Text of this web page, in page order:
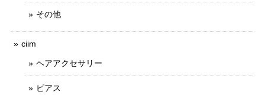
その他
ciim
ヘアアクセサリー
ピアス